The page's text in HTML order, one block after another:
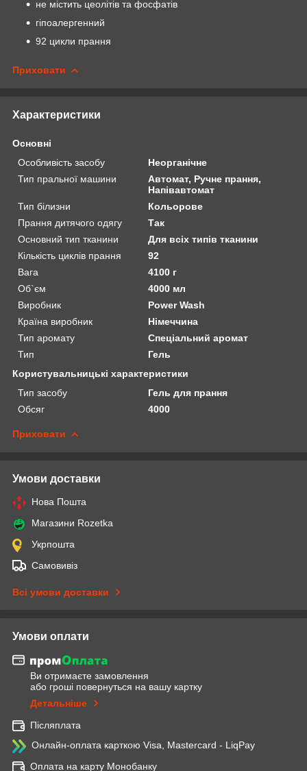
не містить цеолітів та фосфатів
гіпоалергенний
92 цикли прання
Приховати
Характеристики
Основні
Особливість засобу
Неорганічне
Тип пральної машини
Автомат, Ручне прання,
Напівавтомат
Тип білизни
Кольорове
Прання дитячого одягу
Так
Основний тип тканини
Для всіх типів тканини
Кількість циклів прання
92
Вага
4100 г
Об`єм
4000 мл
Виробник
Power Wash
Країна виробник
Німеччина
Тип аромату
Спеціальний аромат
Тип
Гель
Користувальницькі характеристики
Тип засобу
Гель для прання
Обсяг
4000
Приховати
Умови доставки
Нова Пошта
Магазини Rozetka
Укрпошта
Самовивіз
Всі умови доставки
Умови оплати
Ви отримаєте замовлення
або гроші повернуться на вашу картку
Детальніше
Післяплата
Онлайн-оплата карткою Visa, Mastercard - LiqPay
Оплата на карту Монобанку